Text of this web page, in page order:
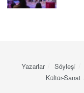
Yazarlar Söyleşi
Kültür-Sanat